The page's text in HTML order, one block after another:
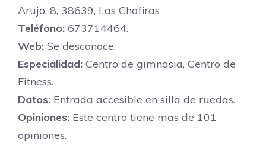
Arujo, 8, 38639, Las Chafiras
Teléfono: 673714464.
Web: Se desconoce.
Especialidad: Centro de gimnasia, Centro de
Fitness.
Datos: Entrada accesible en silla de ruedas.
Opiniones: Este centro tiene mas de 101
opiniones.